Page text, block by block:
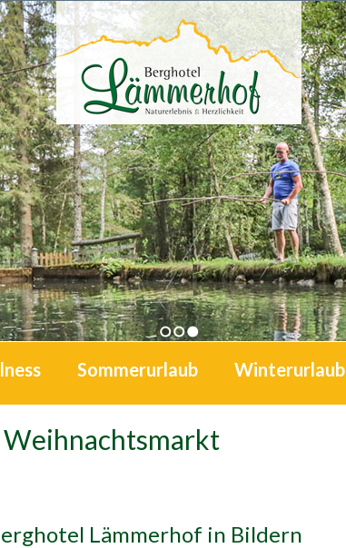
1 2 3
Sommerurlaub Winterurlaub
Lämmerhof in Bildern